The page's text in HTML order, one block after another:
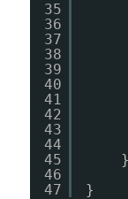
35
36
37
38
39
40
41
42
43
44
45
46
47
}
}